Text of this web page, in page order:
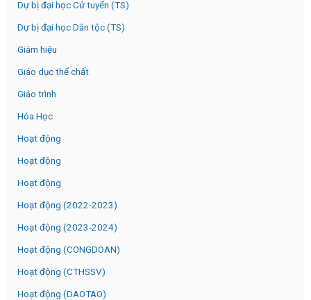
Dự bị đại học Cử tuyển (TS)
Dự bị đại học Dân tộc (TS)
Giám hiệu
Giáo dục thể chất
Giáo trình
Hóa Học
Hoạt động
Hoạt động
Hoạt động
Hoạt động (2022-2023)
Hoạt động (2023-2024)
Hoạt động (CONGDOAN)
Hoạt động (CTHSSV)
Hoạt động (DAOTAO)